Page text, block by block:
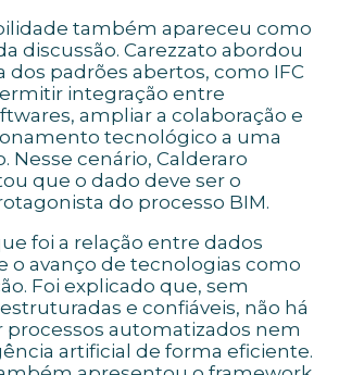
também apareceu como
discussão. Carezzato abordou
dos padrões abertos, como IFC
integração entre
ampliar a colaboração e
tecnológico a uma
Nesse cenário, Calderaro
que o dado deve ser o
do processo BIM.
foi a relação entre dados
o avanço de tecnologias como
Foi explicado que, sem
e confiáveis, não há
processos automatizados nem
artificial de forma eficiente.